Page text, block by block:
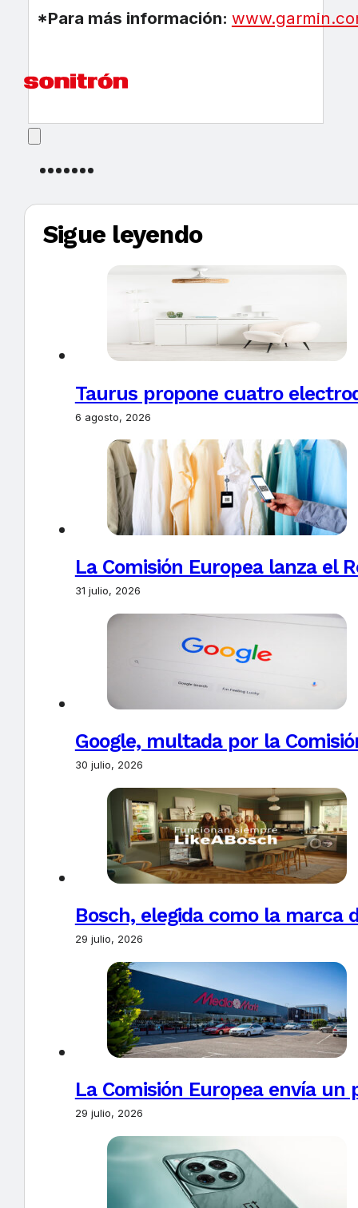
*Para más información:
Sigue leyendo
Taurus propone cuatro
6 agosto, 2026
La Comisión Europea lanza el
31 julio, 2026
Google, multada por la
30 julio, 2026
Bosch, elegida como la marca
29 julio, 2026
La Comisión Europea envía un
29 julio, 2026